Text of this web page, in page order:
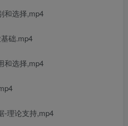
和选择,mp4
础.mp4
和选择,mp4
-理论支持,mp4